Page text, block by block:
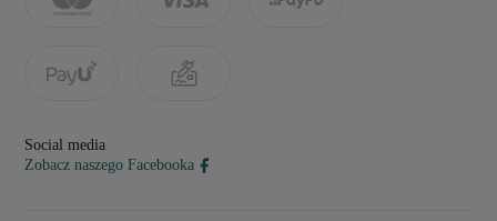
Social media
Zobacz naszego Facebooka